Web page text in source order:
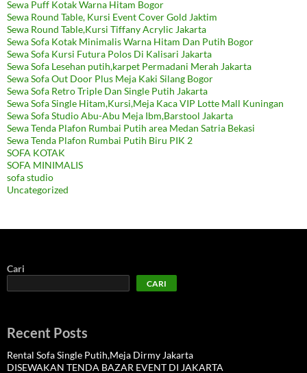
Sewa Puff Kotak Warna Hitam Bogor
Sewa Round Table, Kursi Event Cover Gold Jaktim
Sewa Round Table,Kursi Tiffany Acrylic Jakarta
Sewa Sofa Kotak Minimalis Warna Hitam Dan Putih Bogor
Sewa Sofa Kursi Futura Polos Di Kalisari Jakarta
Sewa Sofa Lesehan putih,karpet Permadani Merah Jakarta
Sewa Sofa Out Door Plus Meja Kaki Silang Bogor
Sewa Sofa Retro Triple Dan Single Putih Jakarta
Sewa Sofa Single Hitam,Kursi,Meja Kaca VIP Lotte Mall Kuningan
Sewa Sofa Studio Abu-Abu Meja Ibm,Barstool Jakarta
Sewa Tenda Plafon Rumbai Putih area Medan Satria Bekasi
Sewa Tenda Plafon Rumbai Putih Biru PIK 2
SOFA KOTAK
SOFA MINIMALIS
sofa studio
Uncategorized
Cari
CARI
Recent Posts
Rental Sofa Single Putih,Meja Dirmy Jakarta
DISEWAKAN TENDA BAZAR EVENT DI JAKARTA